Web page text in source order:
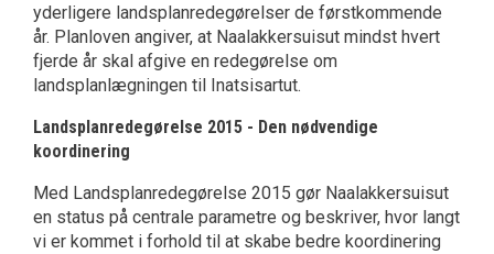
yderligere landsplanredegørelser de førstkommende
år. Planloven angiver, at Naalakkersuisut mindst hvert
fjerde år skal afgive en redegørelse om
landsplanlægningen til Inatsisartut.
Landsplanredegørelse 2015 - Den nødvendige
koordinering
Med Landsplanredegørelse 2015 gør Naalakkersuisut
en status på centrale parametre og beskriver, hvor langt
vi er kommet i forhold til at skabe bedre koordinering